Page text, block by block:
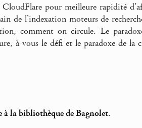
CloudFlare pour meilleure rapidité
de l’indexation moteurs de
comment on circule. Le
à vous le défi et le paradoxe de la
à la bibliothèque de Bagnolet.